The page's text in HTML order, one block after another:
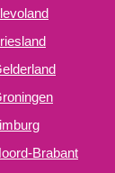
Brabant